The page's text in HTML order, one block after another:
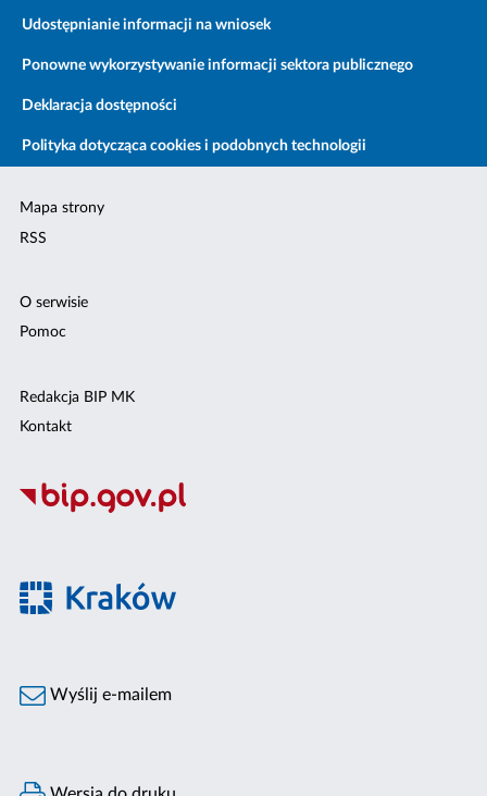
Udostępnianie informacji na wniosek
Ponowne wykorzystywanie informacji sektora publicznego
Deklaracja dostępności
Polityka dotycząca cookies i podobnych technologii
Mapa strony
RSS
O serwisie
Pomoc
Redakcja BIP MK
Kontakt
Wyślij e-mailem